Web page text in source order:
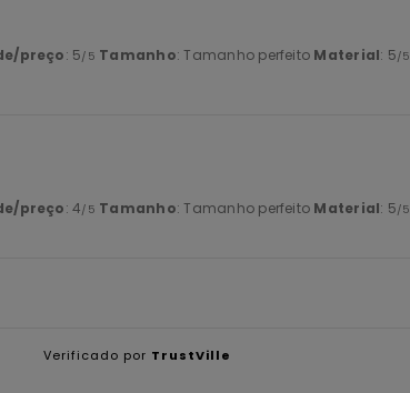
preço: 5/5 Tamanho: Tamanho perfeito Material: 5/5
preço: 4/5 Tamanho: Tamanho perfeito Material: 5/5
Verificado por TrustVille